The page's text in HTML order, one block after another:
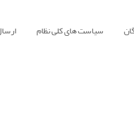
سیاست های کلی نظام